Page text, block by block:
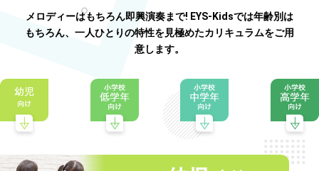
メロディーはもちろん即興演奏まで! EYS-Kidsでは年齢別は
もちろん、一人ひとりの特性を見極めたカリキュラムをご用
意します。